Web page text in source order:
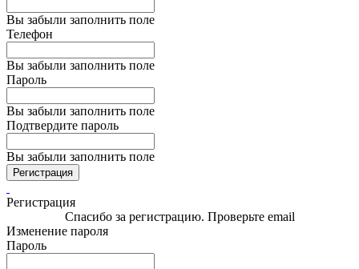
Вы забыли заполнить поле
Телефон
Вы забыли заполнить поле
Пароль
Вы забыли заполнить поле
Подтвердите пароль
Вы забыли заполнить поле
Регистрация
Регистрация
Спасибо за регистрацию. Проверьте email
Изменение пароля
Пароль